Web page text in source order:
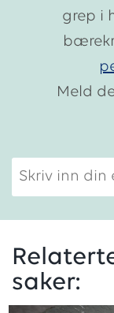
grep i
Meld
saker: